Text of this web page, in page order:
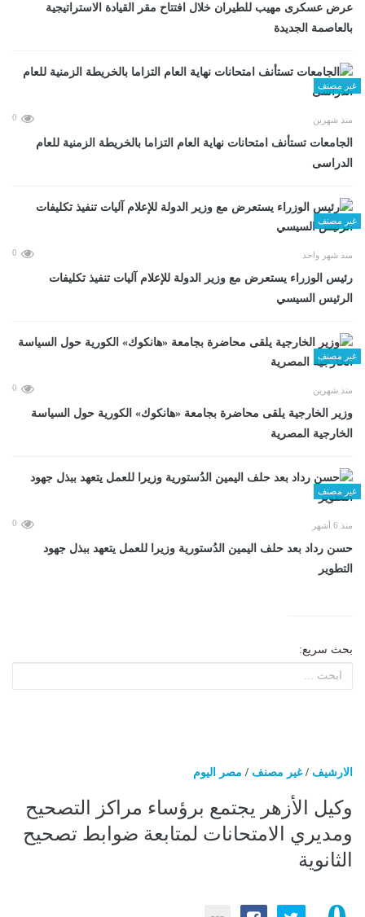
عرض عسكرى مهيب للطيران خلال افتتاح مقر القيادة الاستراتيجية
بالعاصمة الجديدة
غير مصنف
منذ شهرين 0
الجامعات تستأنف امتحانات نهاية العام التزاما بالخريطة الزمنية للعام
الدراسى
غير مصنف
منذ شهر واحد 0
رئيس الوزراء يستعرض مع وزير الدولة للإعلام آليات تنفيذ تكليفات
الرئيس السيسي
غير مصنف
منذ شهرين 0
وزير الخارجية يلقى محاضرة بجامعة «هانكوك» الكورية حول السياسة
الخارجية المصرية
غير مصنف
منذ 6 أشهر 0
حسن رداد بعد حلف اليمين الدُستورية وزيرا للعمل يتعهد ببذل جهود
التطوير
بحث سريع:
الارشيف /غير مصنف / مصر اليوم
وكيل الأزهر يجتمع برؤساء مراكز التصحيح
ومديري الامتحانات لمتابعة ضوابط تصحيح
الثانوية